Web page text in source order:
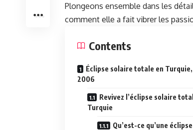
Plongeons ensemble dans les
comment elle a fait vibrer les
Contents
Éclipse solaire totale en
2006
Revivez l’éclipse solaire
Turquie
Qu’est-ce qu’une